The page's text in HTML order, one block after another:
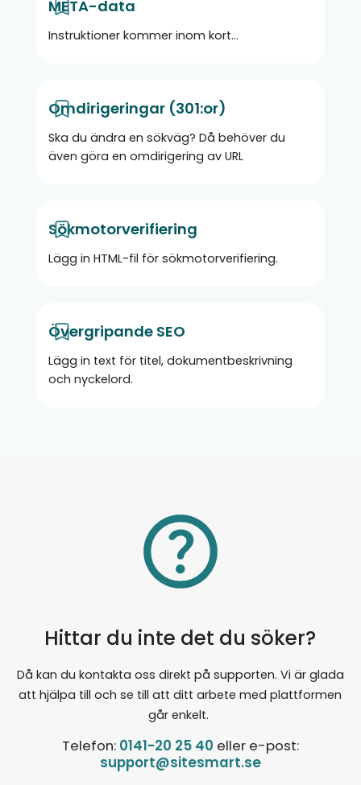
META-data
Instruktioner kommer inom kort...
Omdirigeringar (301:or)
Ska du ändra en sökväg? Då behöver du
även göra en omdirigering av URL
Sökmotorverifiering
Lägg in HTML-fil för sökmotorverifiering.
Övergripande SEO
Lägg in text för titel, dokumentbeskrivning
och nyckelord.
Hittar du inte det du söker?
Då kan du kontakta oss direkt på supporten. Vi är glada
att hjälpa till och se till att ditt arbete med plattformen
går enkelt.
Telefon: 0141-20 25 40 eller e-post:
support@sitesmart.se